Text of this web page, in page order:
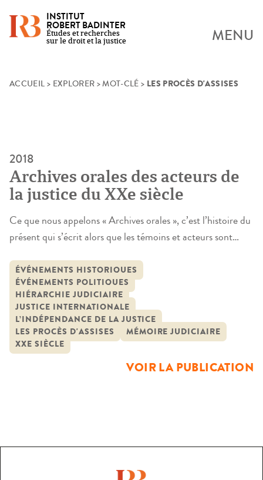
Skip
INSTITUT
ROBERT BADINTER
Études et recherches
sur le droit et la justice
MENU
ACCUEIL > EXPLORER >MOT-CLÉ > LES PROCÈS D'ASSISES
2018
Archives orales des acteurs de
la justice du XXe siècle
Ce que nous appelons « Archives orales », c’est l’histoire du
présent qui s’écrit alors que les témoins et acteurs sont
moitié du XXe siècle. La mémoire judiciaire du XXe siècle
constitue notre objectif mais elle ne peut être détachée de
la mémoire individuelle des personnes […]
ÉVÉNEMENTS HISTORIQUES
ÉVÉNEMENTS POLITIQUES
HIÉRARCHIE JUDICIAIRE
JUSTICE INTERNATIONALE
L’INDÉPENDANCE DE LA JUSTICE
LES PROCÈS D'ASSISES
MÉMOIRE JUDICIAIRE
XXE SIÈCLE
VOIR LA PUBLICATION